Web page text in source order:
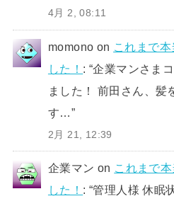
4月 2, 08:11
momono on これまで
した！ : “企業マンさま
ました！ 前田さん、髪
す…”
2月 21, 12:39
企業マン on これまで
した！ : “管理人様 休眠